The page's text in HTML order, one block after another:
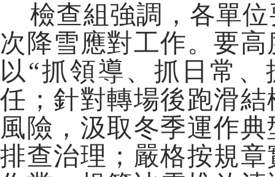
檢查組強調，各單位
次降雪應對工作。要
以“抓領導、抓日常
任；針對轉場後跑滑
風險，汲取冬季運作
排查治理；嚴格按規